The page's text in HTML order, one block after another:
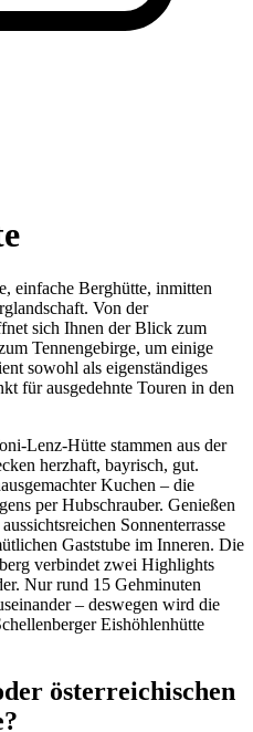
einfache Berghütte, inmitten
Von der
sich Ihnen der Blick zum
Tennengebirge, um einige
sowohl als eigenständiges
für ausgedehnte Touren in den
Lenz-Hütte stammen aus der
herzhaft, bayrisch, gut.
Kuchen – die
per Hubschrauber. Genießen
Sonnenterrasse
Gaststube im Inneren. Die
verbindet zwei Highlights
Nur rund 15 Gehminuten
– deswegen wird die
Eishöhlenhütte
österreichischen